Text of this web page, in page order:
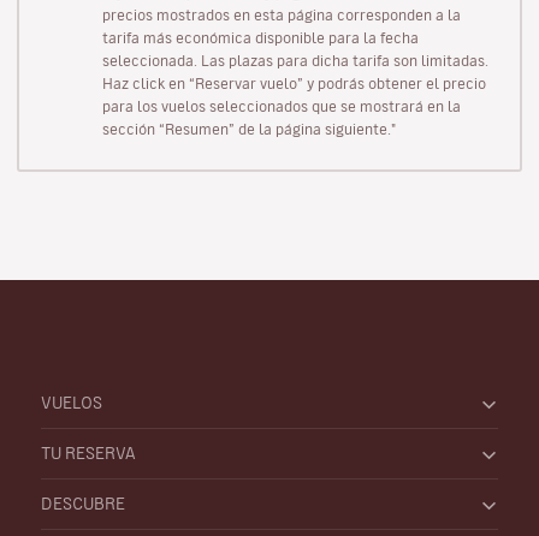
precios mostrados en esta página corresponden a la
tarifa más económica disponible para la fecha
seleccionada. Las plazas para dicha tarifa son limitadas.
Haz click en “Reservar vuelo” y podrás obtener el precio
para los vuelos seleccionados que se mostrará en la
sección “Resumen” de la página siguiente."
VUELOS
TU RESERVA
DESCUBRE